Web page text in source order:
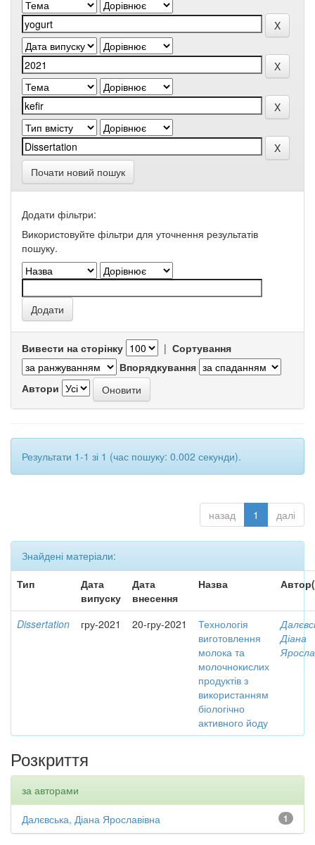
Почати новий пошук
Додати фільтри:
Використовуйте фільтри для уточнення результатів
пошуку.
Вивести на сторінку | Сортування
Впорядкування
Автори
Результати 1-1 зі 1 (час пошуку: 0.002 секунди).
назад 1 далі
Знайдені матеріали:
Тип
Дата
випуску
Дата
внесення
Назва
Dissertation гру-2021 20-гру-2021
Технологія
виготовлення
молока та
молочнокислих
продуктів з
використанням
біологічно
активного йоду
Діана
Розкриття
за авторами
1
Далєвська, Діана Ярославівна